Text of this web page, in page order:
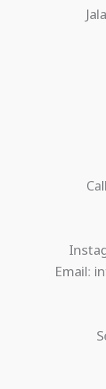
Email: